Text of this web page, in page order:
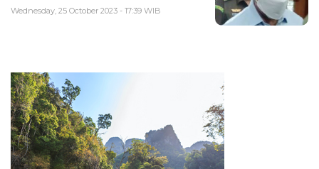
Wednesday, 25 October 2023 - 17:39 WIB